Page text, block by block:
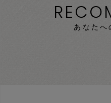
あなたへ